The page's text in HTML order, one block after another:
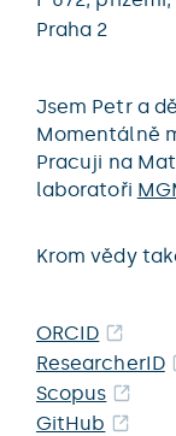
Praha 2
Jsem Petr a
Momentálně
Pracuji na
laboratoři
Krom vědy
ORCID
ResearcherID
Scopus
GitHub